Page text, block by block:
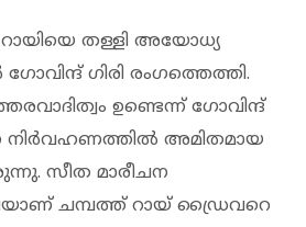
തള്ളി അയോധ്യ
ഗോവിന്ദ് ഗിരി രംഗത്തെത്തി.
ഉണ്ടെന്ന് ഗോവിന്ദ്
നിര്‍വഹണത്തില്‍ അമിതമായ
സീത മാരീചന
ചമ്പത്ത് റായ് ഡ്രൈവറെ